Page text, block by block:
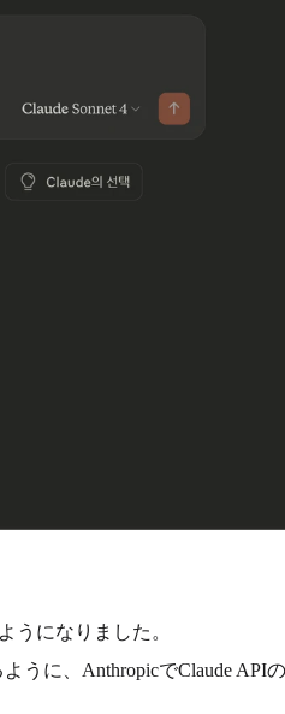
うになりました。
に、AnthropicでClaude API